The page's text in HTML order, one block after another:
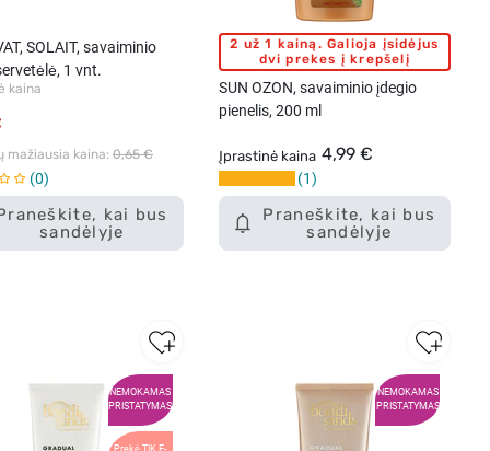
kai bus
sandėlyje
SOLAIT, savaiminio
1 vnt.
kaina
mažiausia kaina: 0,65 €
0
Praneškite, kai bus
sandėlyje
2 už 1 kainą. Galioja įsidėjus
dvi prekes į krepšelį
SUN OZON, savaiminio įdegio
pienelis, 200 ml
Įprastinė kaina 4,99 €
1
NEMOKAMAS
PRISTATYMAS
NEMOKAMAS
PRISTATYMAS